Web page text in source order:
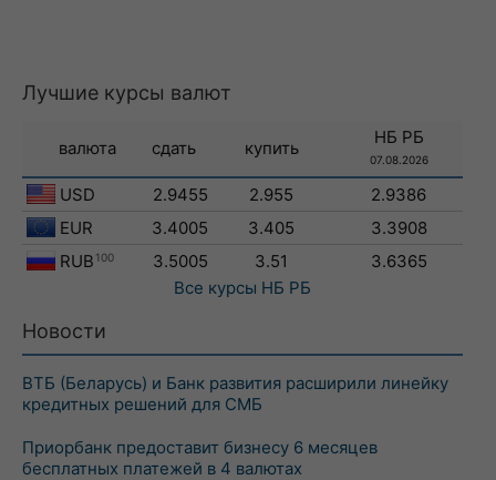
Лучшие курсы валют
валюта сдать купить
НБ РБ
07.08.2026
USD 2.9455 2.955
2.9386
EUR
3.4005 3.405
3.3908
RUB 100 3.5005 3.51
3.6365
Все курсы НБ РБ
Новости
ВТБ (Беларусь) и Банк развития расширили линейку
кредитных решений для СМБ
Приорбанк предоставит бизнесу 6 месяцев
бесплатных платежей в 4 валютах